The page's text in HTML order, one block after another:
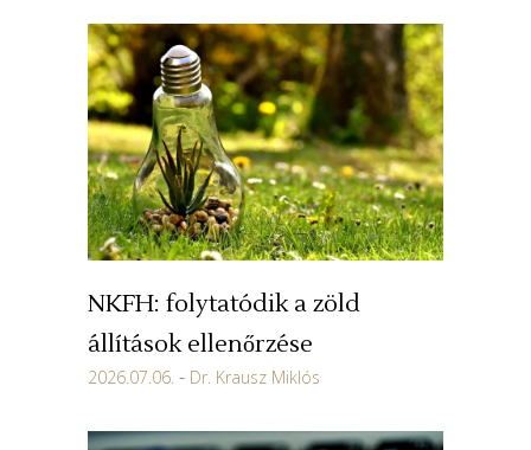
NKFH: folytatódik a zöld
állítások ellenőrzése
2026.07.06. Dr. Krausz Miklós